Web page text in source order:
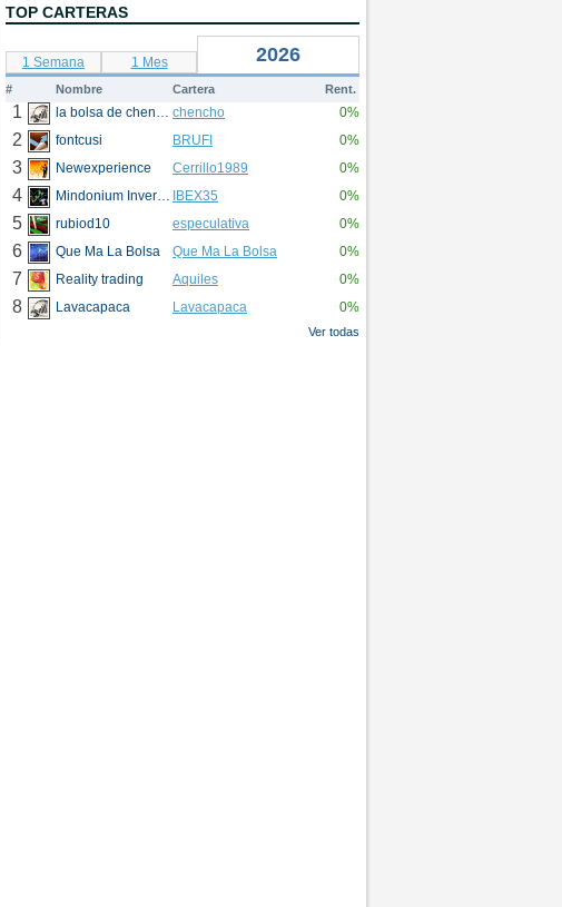
TOP CARTERAS
1 Semana 1 Mes 2026
# Nombre Cartera Rent.
1 la bolsa de chencho chencho 0%
2 fontcusi BRUFI 0%
3 Newexperience Cerrillo1989 0%
4 Mindonium Inversions IBEX35 0%
5 rubiod10 especulativa 0%
6 Que Ma La Bolsa Que Ma La Bolsa 0%
7 Reality trading Aquiles 0%
8 Lavacapaca Lavacapaca 0%
Ver todas